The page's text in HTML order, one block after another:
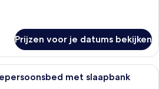
Prijzen voor je datums bekijken
Hotelkamer met een bed, een sofa,
met slaapbank